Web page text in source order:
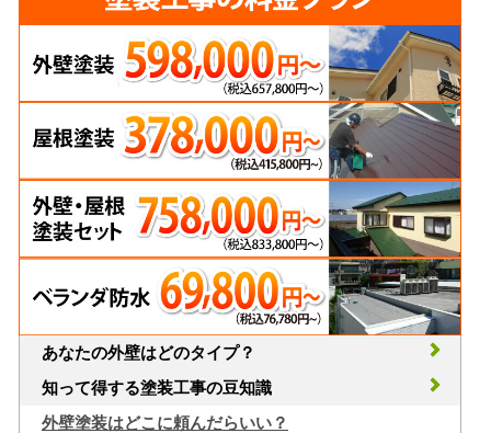
あなたの外壁はどのタイプ？
知って得する塗装工事の豆知識
外壁塗装はどこに頼んだらいい？